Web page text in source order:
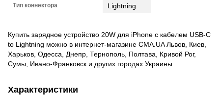
Тип коннектора Lightning
Купить зарядное устройство 20W для iPhone с кабелем USB-C
to Lightning можно в интернет-магазине CMA.UA Львов, Киев,
Харьков, Одесса, Днепр, Тернополь, Полтава, Кривой Рог,
Сумы, Ивано-Франковск и других городах Украины.
Характеристики